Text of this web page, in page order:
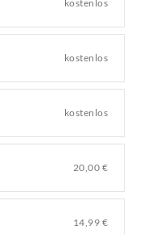
kostenlos
kostenlos
kostenlos
20,00 €
14,99 €